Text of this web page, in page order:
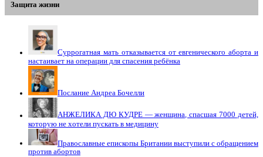
Защита жизни
Суррогатная мать отказывается от евгенического аборта и
настаивает на операции для спасения ребёнка
Послание Андреа Бочелли
АНЖЕЛИКА ДЮ КУДРЕ — женщина, спасшая 7000 детей,
которую не хотели пускать в медицину
Православные епископы Британии выступили с обращением
против абортов